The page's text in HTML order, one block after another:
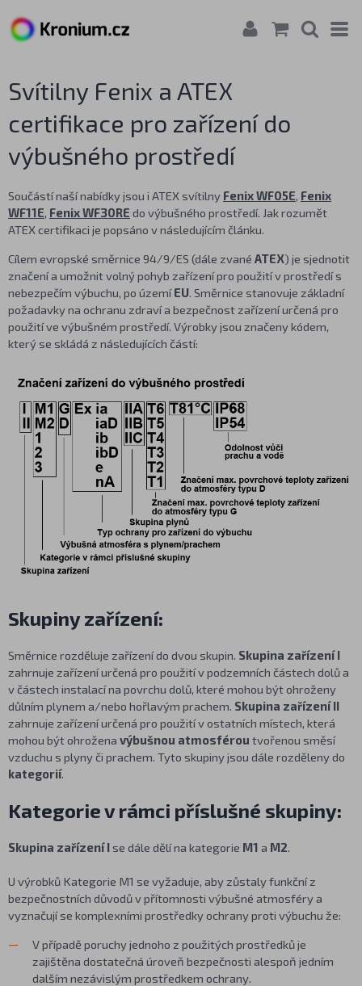
Svítilny Fenix a ATEX
certifikace pro zařízení do
výbušného prostředí
Součástí naší nabídky jsou i ATEX svítilny Fenix WF05E, Fenix
WF11E, Fenix WF30RE do výbušného prostředí. Jak rozumět
ATEX certifikaci je popsáno v následujícím článku.
Cílem evropské směrnice 94/9/ES (dále zvané ATEX) je sjednotit
značení a umožnit volný pohyb zařízení pro použití v prostředí s
nebezpečím výbuchu, po územíEU. Směrnice stanovuje základní
požadavky na ochranu zdraví a bezpečnost zařízení určená pro
použití ve výbušném prostředí. Výrobky jsou značeny kódem,
který se skládá z následujících částí:
Skupiny zařízení:
Směrnice rozděluje zařízení do dvou skupin. Skupina zařízení I
zahrnuje zařízení určená pro použití v podzemních částech dolů a
v částech instalací na povrchu dolů, které mohou být ohroženy
důlním plynem a/nebo hořlavým prachem. Skupina zařízení II
zahrnuje zařízení určená pro použití v ostatních místech, která
mohou být ohrožena výbušnou atmosférou tvořenou směsí
vzduchu s plyny či prachem. Tyto skupiny jsou dále rozděleny do
kategorií.
Kategorie v rámci příslušné skupiny:
Skupina zařízení I se dále dělí na kategorie M1 a M2.
U výrobků Kategorie M1 se vyžaduje, aby zůstaly funkční z
bezpečnostních důvodů v přítomnosti výbušné atmosféry a
vyznačují se komplexními prostředky ochrany proti výbuchu že:
V případě poruchy jednoho z použitých prostředků je
zajištěna dostatečná úroveň bezpečnosti alespoň jedním
dalším nezávislým prostředkem ochrany.